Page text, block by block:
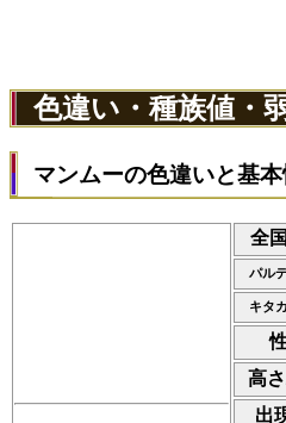
色違い・種族値・
マンムーの色違いと基
全
パル
キタ
高
出